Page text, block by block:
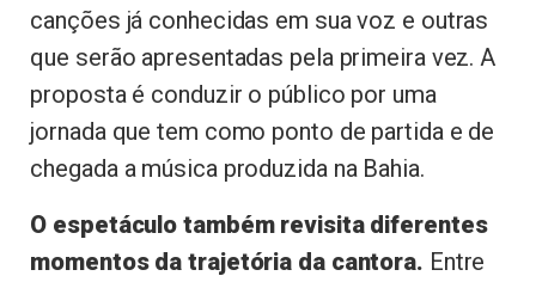
canções já conhecidas em sua voz e outras
que serão apresentadas pela primeira vez. A
proposta é conduzir o público por uma
jornada que tem como ponto de partida e de
chegada a música produzida na Bahia.
O espetáculo também revisita diferentes
momentos da trajetória da cantora. Entre